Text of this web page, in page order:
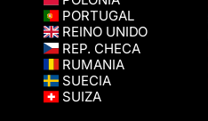
PORTUGAL
REINO UNIDO
REP. CHECA
RUMANIA
SUECIA
SUIZA